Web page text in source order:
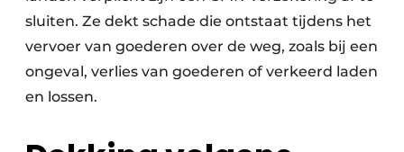
Bedrijfsafval
Bouw & Sloopafval
Elektronisch Afval
sluiten. Ze dekt schade die ontstaat tijdens het
vervoer van goederen over de weg, zoals bij een
ongeval, verlies van goederen of verkeerd laden
en lossen.